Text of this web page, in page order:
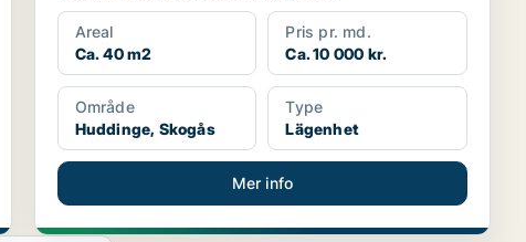
Areal
Ca. 40 m2
Pris pr. md.
Ca. 10 000 kr.
Område
Huddinge, Skogås
Type
Lägenhet
Mer info